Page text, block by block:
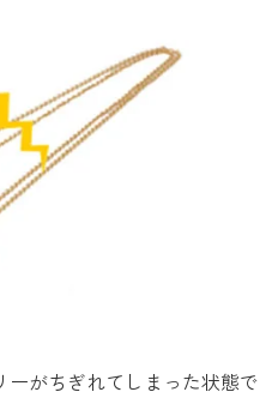
がちぎれてしまった状態で